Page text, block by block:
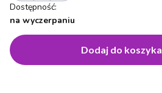
Dostępność:
na wyczerpaniu
Dodaj do koszyka